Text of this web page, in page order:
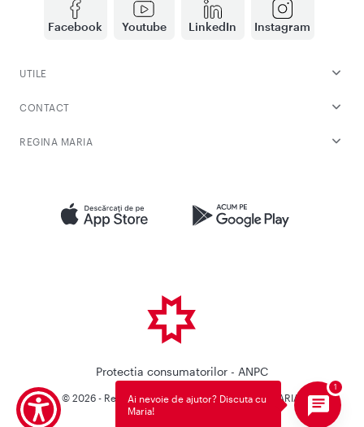
Facebook Youtube LinkedIn Instagram
UTILE
CONTACT
REGINA MARIA
Protectia consumatorilor - ANPC
© 2026 - Reteaua Privata de Sanatate REGINA MARIA.
Toate drepturile rezervate.
Ai nevoie de ajutor? Discuta cu
Maria!